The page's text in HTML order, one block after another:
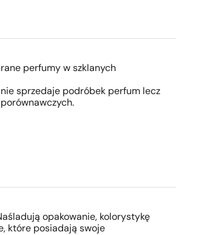
perfumy w szklanych
nie sprzedaje podróbek perfum lecz
opakowanie, kolorystykę
które posiadają swoje